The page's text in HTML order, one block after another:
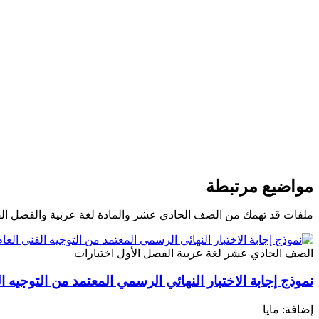
مواضيع مرتبطة
ملفات قد تهمك من الصف الحادي عشر والمادة لغة عربية والفصل
الصف الحادي عشر لغة عربية الفصل الأول اختبارات
نموذج إجابة الاختبار النهائي الرسمي المعتمد من التوجيه
إضافة: مايا